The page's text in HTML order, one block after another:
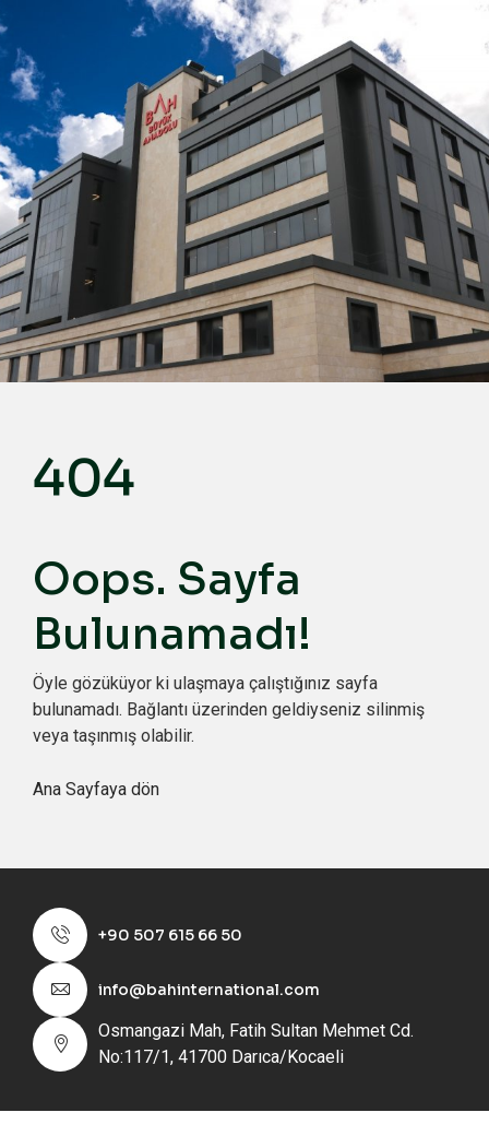
Türkçe
English
Deutsch
عربي
ქართული
Русский
български
Français
Español
Italiano
404
Oops. Sayfa
Bulunamadı!
Öyle gözüküyor ki ulaşmaya çalıştığınız sayfa
bulunamadı. Bağlantı üzerinden geldiyseniz silinmiş
veya taşınmış olabilir.
Ana Sayfaya dön
+90 507 615 66 50
info@bahinternational.com
Osmangazi Mah, Fatih Sultan Mehmet Cd.
No:117/1, 41700 Darıca/Kocaeli